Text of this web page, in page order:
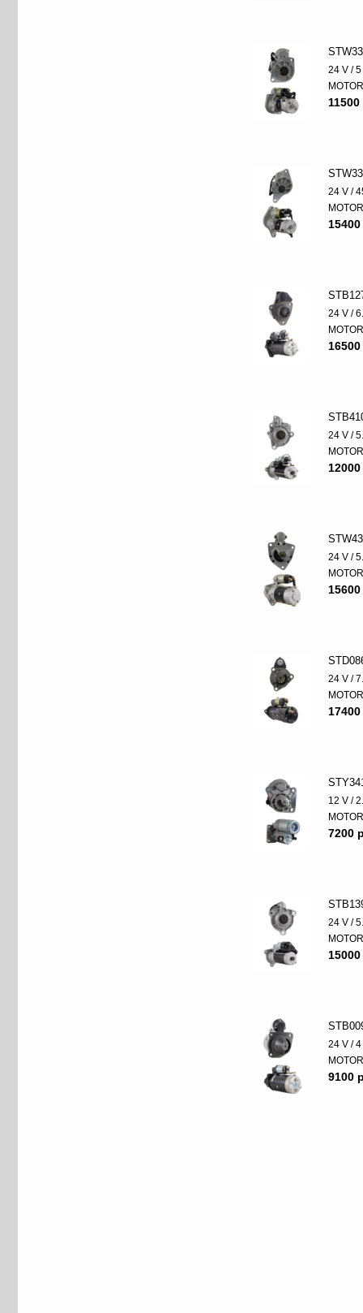
24 V /
24 V /
24 V /
24 V /
24 V /
24 V /
12 V /
7200
24 V /
24 V /
9100